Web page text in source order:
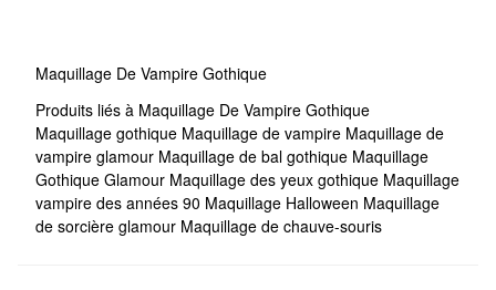
Maquillage De Vampire Gothique
Produits liés à Maquillage De Vampire Gothique
Maquillage gothique Maquillage de vampire Maquillage de
vampire glamour Maquillage de bal gothique Maquillage
Gothique Glamour Maquillage des yeux gothique Maquillage
vampire des années 90 Maquillage Halloween Maquillage
de sorcière glamour Maquillage de chauve-souris